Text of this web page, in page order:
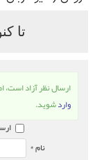
تا
ارسال نظر آزاد است،
واردشوید.
نام *